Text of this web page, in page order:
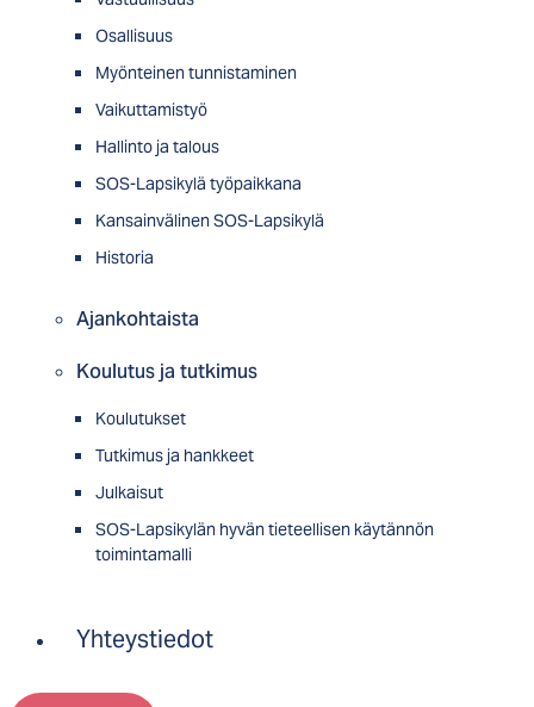
Osallisuus
Myön­tei­nen tun­nis­ta­minen
Vaikuttamistyö
Hallinto ja talous
SOS-Lapsikylä työpaikkana
Kansainvälinen SOS-Lapsikylä
Historia
Ajankohtaista
Koulutus ja tutkimus
Koulutukset
Tutkimus ja hankkeet
Julkaisut
SOS-Lapsikylän hyvän tieteellisen käytännön
toimintamalli
Yhteystiedot